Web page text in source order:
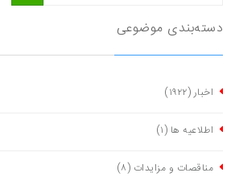
دسته‌بندی موضوعی
اخبار(١٩٢٢)
اطلاعیه ها (١)
مناقصات و مزایدات (٨)